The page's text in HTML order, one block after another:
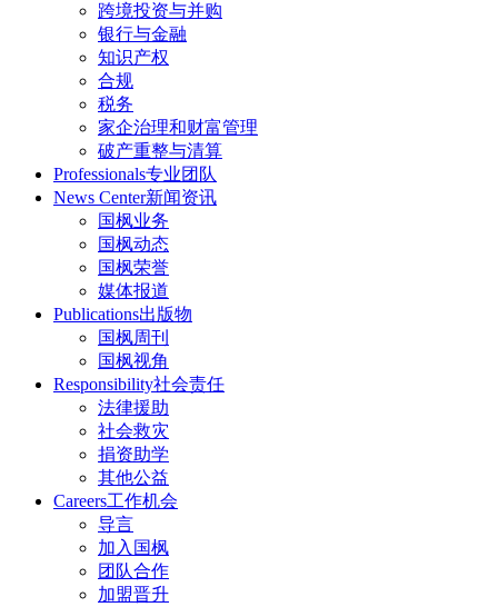
跨境投资与并购
银行与金融
知识产权
合规
税务
家企治理和财富管理
破产重整与清算
Professionals专业团队
News Center新闻资讯
国枫业务
国枫动态
国枫荣誉
媒体报道
Publications出版物
国枫周刊
国枫视角
Responsibility社会责任
法律援助
社会救灾
捐资助学
其他公益
Careers工作机会
导言
加入国枫
团队合作
加盟晋升